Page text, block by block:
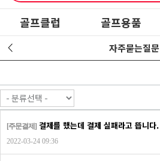
골프클럽 골프용품
자주묻는질문
[주문결제] 결제를 했는데 결제 실패라고 뜹니다.
2022-03-24 09:36